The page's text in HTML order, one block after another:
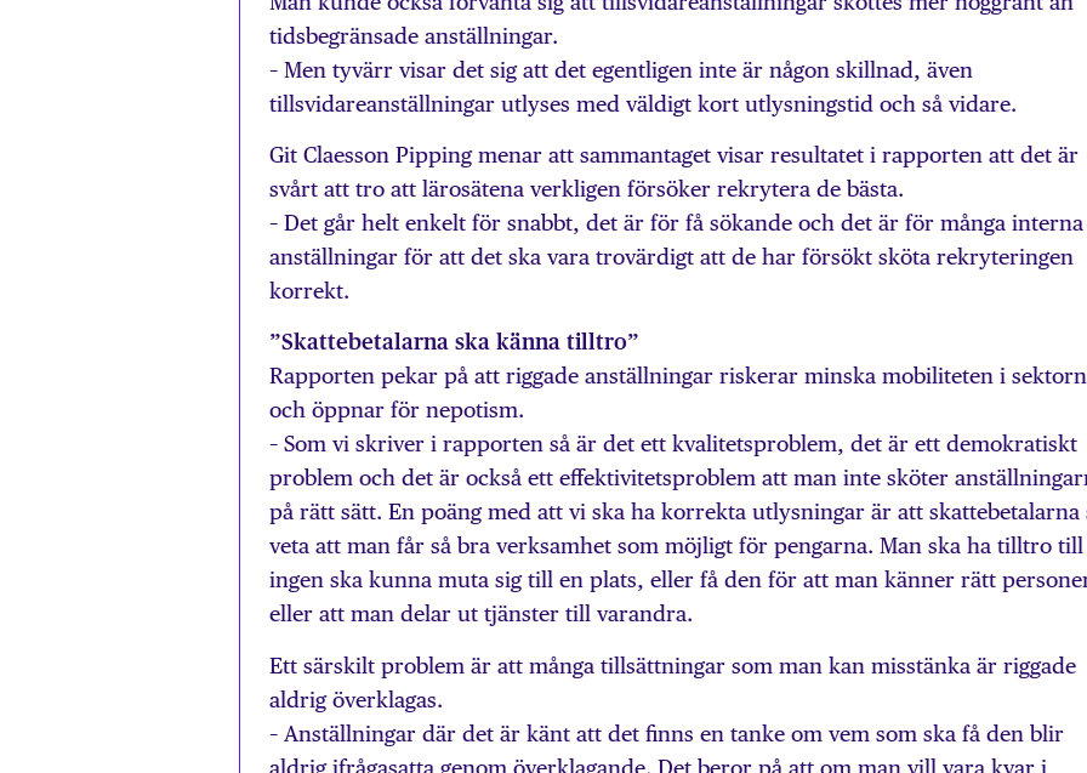
tidsbegränsade anställningar.
– Men tyvärr visar det sig att det egentligen inte är någon skillnad, även
tillsvidareanställningar utlyses med väldigt kort utlysningstid och så vidare.
Git Claesson Pipping menar att sammantaget visar resultatet i rapporten att det är
svårt att tro att lärosätena verkligen försöker rekrytera de bästa.
– Det går helt enkelt för snabbt, det är för få sökande och det är för många interna
anställningar för att det ska vara trovärdigt att de har försökt sköta rekryteringen
korrekt.
”Skattebetalarna ska känna tilltro”
Rapporten pekar på att riggade anställningar riskerar minska mobiliteten i sektorn
och öppnar för nepotism.
– Som vi skriver i rapporten så är det ett kvalitetsproblem, det är ett demokratiskt
problem och det är också ett effektivitetsproblem att man inte sköter
på rätt sätt. En poäng med att vi ska ha korrekta utlysningar är att skattebetalarna
veta att man får så bra verksamhet som möjligt för pengarna. Man ska ha tilltro
ingen ska kunna muta sig till en plats, eller få den för att man känner rätt
eller att man delar ut tjänster till varandra.
Ett särskilt problem är att många tillsättningar som man kan misstänka är riggade
aldrig överklagas.
– Anställningar där det är känt att det finns en tanke om vem som ska få den blir
aldrig ifrågasatta genom överklagande. Det beror på att om man vill vara kvar i